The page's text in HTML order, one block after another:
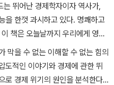
는 뛰어난 경제학자이자 역사가,
을 한껏 과시하고 있다. 명쾌하고
책은 오늘날까지 우리에게 영향
적인 순간들을 그리고 있다. 경제
면 반드시 이 책을 읽어야 할 것
막을 수 없는 이해할 수 없는 힘의
도적인 이야기와 경제에 관한 뛰
로 경제 위기의 원인을 분석한다.